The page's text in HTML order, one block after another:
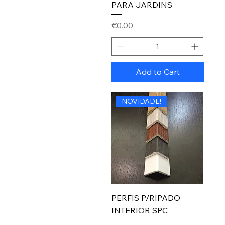
PARA JARDINS
Price
€0.00
Add to Cart
NOVIDADE!
PERFIS P/RIPADO
INTERIOR SPC